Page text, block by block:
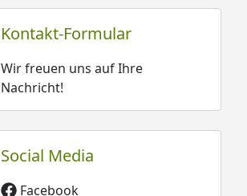
Kontakt-Formular
Wir freuen uns auf Ihre
Nachricht!
Social Media
Facebook